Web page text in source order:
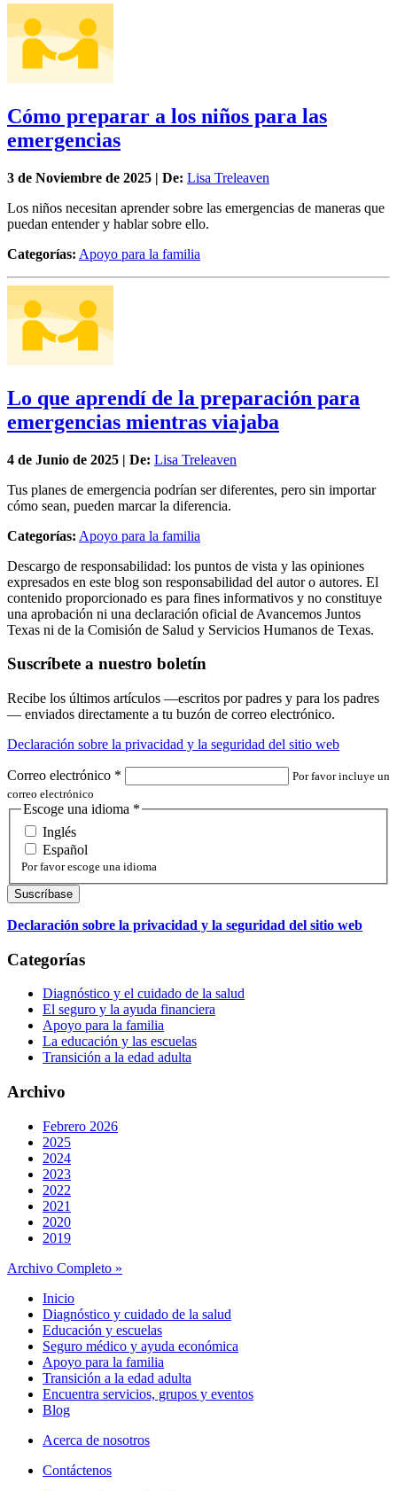
Cómo preparar a los niños para las
emergencias
3 de Noviembre de 2025 | De: Lisa Treleaven
Los niños necesitan aprender sobre las emergencias de maneras que
puedan entender y hablar sobre ello.
Categorías: Apoyo para la familia
Lo que aprendí de la preparación para
emergencias mientras viajaba
4 de Junio de 2025 | De: Lisa Treleaven
Tus planes de emergencia podrían ser diferentes, pero sin importar
cómo sean, pueden marcar la diferencia.
Categorías: Apoyo para la familia
Descargo de responsabilidad: los puntos de vista y las opiniones
expresados en este blog son responsabilidad del autor o autores. El
contenido proporcionado es para fines informativos y no constituye
una aprobación ni una declaración oficial de Avancemos Juntos
Texas ni de la Comisión de Salud y Servicios Humanos de Texas.
Suscríbete a nuestro boletín
Recibe los últimos artículos —escritos por padres y para los padres
— enviados directamente a tu buzón de correo electrónico.
Declaración sobre la privacidad y la seguridad del sitio web
Correo electrónico *
Por favor incluye un
correo electrónico
Escoge una idioma *
Inglés
Español
Por favor escoge una idioma
Declaración sobre la privacidad y la seguridad del sitio web
Categorías
Diagnóstico y el cuidado de la salud
El seguro y la ayuda financiera
Apoyo para la familia
La educación y las escuelas
Transición a la edad adulta
Archivo
Febrero 2026
2025
2024
2023
2022
2021
2020
2019
Archivo Completo »
Inicio
Diagnóstico y cuidado de la salud
Educación y escuelas
Seguro médico y ayuda económica
Apoyo para la familia
Transición a la edad adulta
Encuentra servicios, grupos y eventos
Blog
Acerca de nosotros
Contáctenos